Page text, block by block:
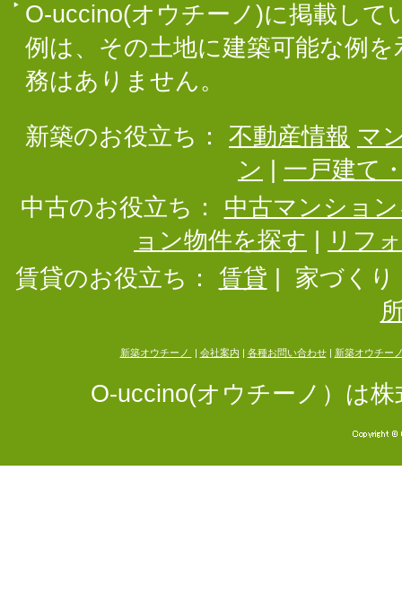
O-uccino(オウチーノ)に掲載して
例は、その土地に建築可能な例
務はありません。
新築のお役立ち： 不動産情報 マ
ン
一戸建て
中古のお役立ち：
中古マンショ
ョン物件を探す
リフ
賃貸のお役立ち：
賃貸
家づくり
新築オウチーノ 会社案内 各種お問い合わせ| 新築オウチー
O-uccino(オウチーノ）は